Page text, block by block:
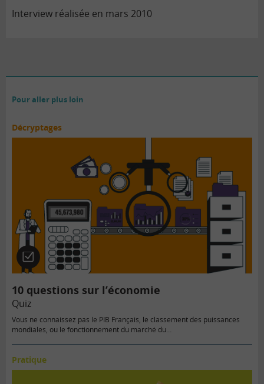
Interview réalisée en mars 2010
Pour aller plus loin
Décryptages
Quiz
10 questions sur l’économie
Quiz
Vous ne connaissez pas le PIB Français, le classement des puissances
mondiales, ou le fonctionnement du marché du…
Pratique